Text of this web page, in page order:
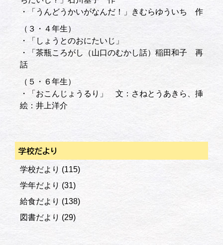
・「うんどうかいがなんだ！」きむらゆういち 作
（３・４年生）
・「しょうとのおにたいじ」
・「茶瓶ころがし（山口のむかし話）稲田和子 再
話
（５・６年生）
・「おこんじょうるり」 文：さねとうあきら、挿
絵：井上洋介
学校だより
学校だより (115)
学年だより (31)
給食だより (138)
図書だより (29)